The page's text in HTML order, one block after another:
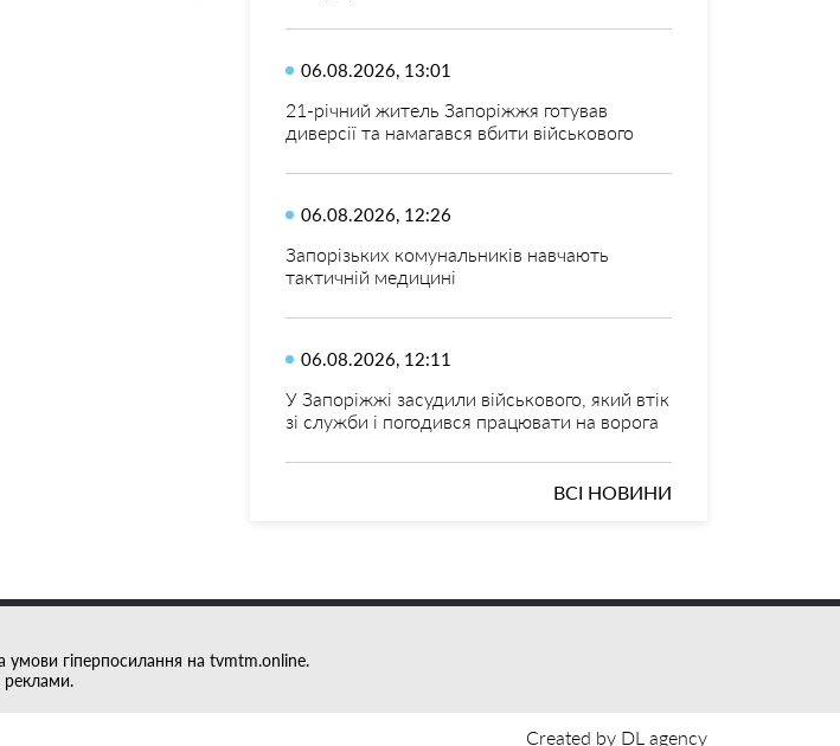
06.08.2026, 13:01
21-річний житель Запоріжжя готував
диверсії та намагався вбити військового
06.08.2026, 12:26
Запорізьких комунальників навчають
тактичній медицині
06.08.2026, 12:11
У Запоріжжі засудили військового, який втік
зі служби і погодився працювати на ворога
ВСІ НОВИНИ
умови гіперпосилання на tvmtm.online.
реклами.
Created by DL agency